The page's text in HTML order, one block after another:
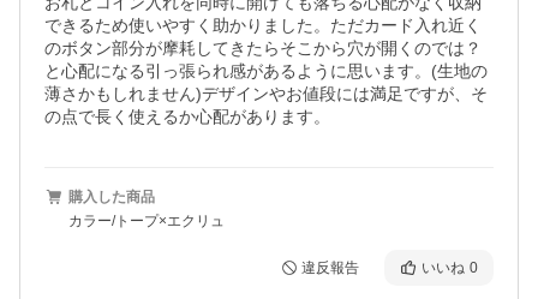
できるため使いやすく助かりました。ただカード入れ近く
のボタン部分が摩耗してきたらそこから穴が開くのでは？
と心配になる引っ張られ感があるように思います。(生地の
薄さかもしれません)デザインやお値段には満足ですが、そ
の点で長く使えるか心配があります。
購入した商品
カラー/トープ×エクリュ
違反報告 いいね 0